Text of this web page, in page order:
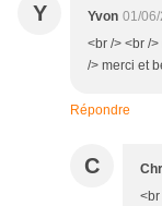
Y Yvon 01/
<br /> <br /
/> merci et
Répondre
C
<br